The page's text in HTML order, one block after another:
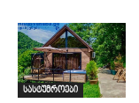
სასტუმროები